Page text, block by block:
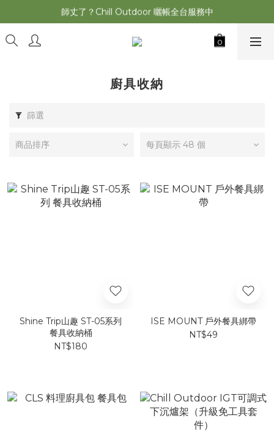
2026最新 萩遊之魂五單位2.0 發表⚡️
師丈了？Chill Outdoor 曬帳全台服務中
2026最新 萩遊之魂五單位2.0 發表⚡️
廚具收納
篩選
商品排序 每頁顯示 48 個
Shine Trip山趣 ST-05系列
餐具收納桶
NT$180
ISE MOUNT 戶外餐具綁帶
NT$49